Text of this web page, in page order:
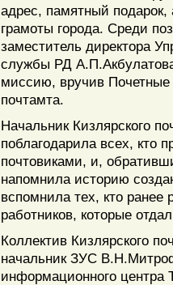
адрес, памятный
грамоты города. Среди
заместитель директора
службы РД
миссию, вручив
почтамта.
Начальник Кизлярского
поблагодарила всех, кто
почтовиками, и,
напомнила историю
вспомнила тех, кто
работников, которые
Коллектив Кизлярского
начальник ЗУС
информационного